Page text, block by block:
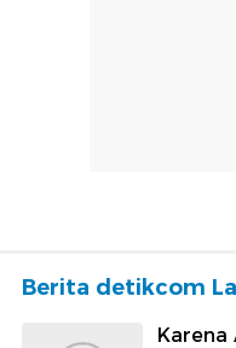
Berita detikcom
Karena